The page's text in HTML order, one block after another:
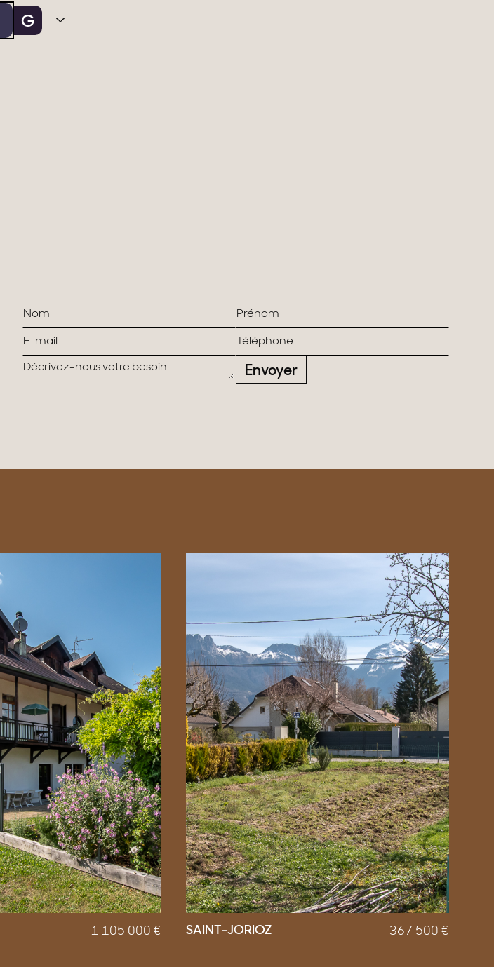
G
Envoyer
1 105 000 € SAINT-JORIOZ 367 500 €